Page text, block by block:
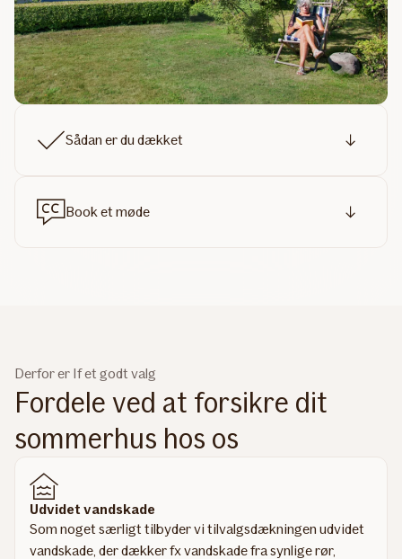
Sådan er du dækket
Book et møde
Derfor er If et godt valg
Fordele ved at forsikre dit
sommerhus hos os
Udvidet vandskade
Som noget særligt tilbyder vi tilvalgsdækningen udvidet
vandskade, der dækker fx vandskade fra synlige rør,